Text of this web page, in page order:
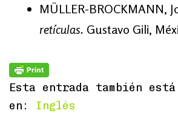
MÜLLER-BROCKMANN,
retículas. Gustavo Gili,
Esta entrada también
en: Inglés